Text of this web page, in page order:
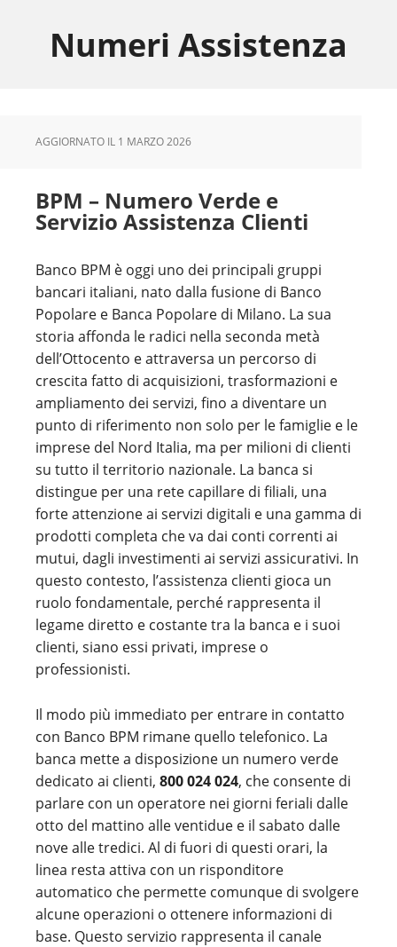
primaryNumeri Assistenza
AGGIORNATO IL 1 MARZO 2026
BPM – Numero Verde e
Servizio Assistenza Clienti
Banco BPM è oggi uno dei principali gruppi
bancari italiani, nato dalla fusione di Banco
Popolare e Banca Popolare di Milano. La sua
storia affonda le radici nella seconda metà
dell’Ottocento e attraversa un percorso di
crescita fatto di acquisizioni, trasformazioni e
ampliamento dei servizi, fino a diventare un
punto di riferimento non solo per le famiglie e le
imprese del Nord Italia, ma per milioni di clienti
su tutto il territorio nazionale. La banca si
distingue per una rete capillare di filiali, una
forte attenzione ai servizi digitali e una gamma di
prodotti completa che va dai conti correnti ai
mutui, dagli investimenti ai servizi assicurativi. In
questo contesto, l’assistenza clienti gioca un
ruolo fondamentale, perché rappresenta il
legame diretto e costante tra la banca e i suoi
clienti, siano essi privati, imprese o
professionisti.
Il modo più immediato per entrare in contatto
con Banco BPM rimane quello telefonico. La
banca mette a disposizione un numero verde
dedicato ai clienti, 800 024 024, che consente di
parlare con un operatore nei giorni feriali dalle
otto del mattino alle ventidue e il sabato dalle
nove alle tredici. Al di fuori di questi orari, la
linea resta attiva con un risponditore
automatico che permette comunque di svolgere
alcune operazioni o ottenere informazioni di
base. Questo servizio rappresenta il canale